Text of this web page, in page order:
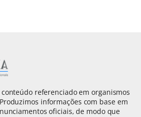
referenciado em organismos
informações com base em
oficiais, de modo que